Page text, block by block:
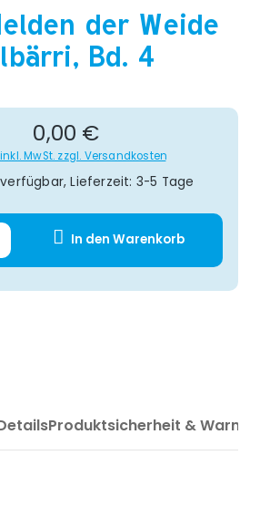
der Weide
Bd. 4
Regulärer Preis:
0,00 €
MwSt. zzgl. Versandkosten
Lieferzeit: 3-5 Tage
Gib den
In den Warenkorb
Produktsicherheit &